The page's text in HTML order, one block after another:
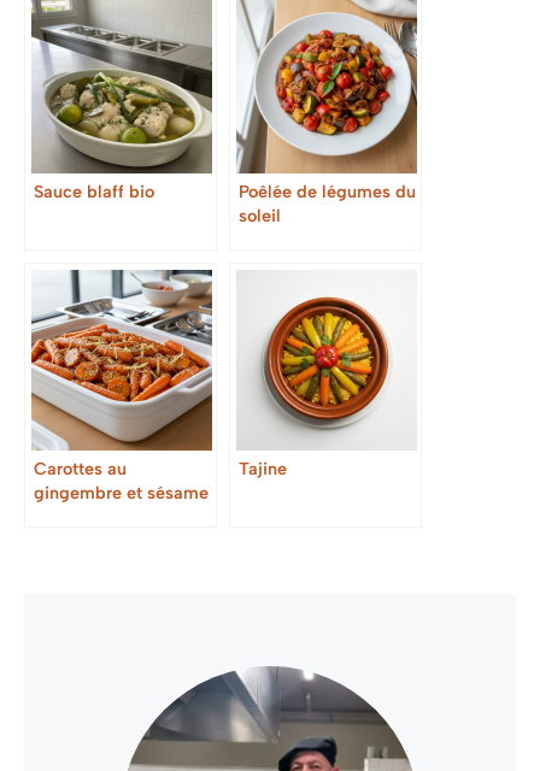
Sauce blaff bio
Poêlée de légumes du
soleil
Carottes au
gingembre et sésame
Tajine